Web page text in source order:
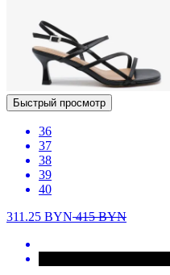
Быстрый просмотр
36
37
38
39
40
311.25 BYN415BYN